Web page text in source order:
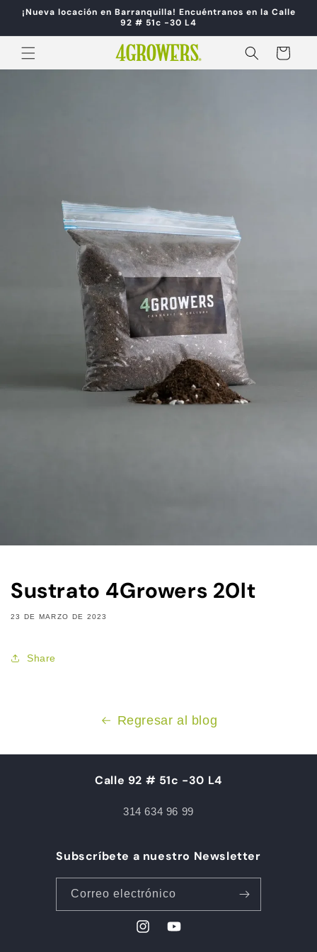
directamente
¡Nueva locación en Barranquilla! Encuéntranos en la Calle
92 # 51c -30 L4
Carrito
Sustrato 4Growers 20lt
23 DE MARZO DE 2023
Share
Regresar al blog
Calle 92 # 51c -30 L4
314 634 96 99
Subscríbete a nuestro Newsletter
Correo electrónico
InstagramYouTube